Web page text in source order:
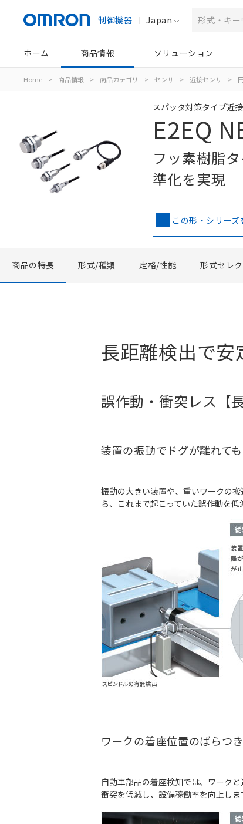
制御機器 Japan
ホーム 商品情報 ソリューション
Home > 商品情報 > 商品カテゴリ > センサ > 近接センサ >
スパッタ対策タイプ近
E2EQ
フッ素樹脂
準化を実現
この形・シリー
商品の特長 形式/種類 定格/性能 形式セレ
長距離検出で
誤作動・衝突レス【
装置の振動でドグが離れて
振動の大きい装置や、重いワークの
ら、これまで起こっていた誤作動を低
ワークの着座位置のばらつ
自動車部品の着座検知では、ワーク
衝突を低減し、設備稼働率を向上しま